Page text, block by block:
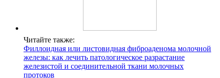
Читайте также:
Филлоидная или листовидная фиброаденома молочной
железы: как лечить патологическое разрастание
железистой и соединительной ткани молочных
протоков